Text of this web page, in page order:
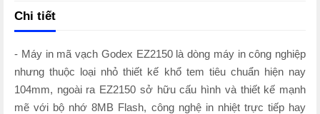
Chi tiết
- Máy in mã vạch Godex EZ2150 là dòng máy in công nghiệp
nhưng thuộc loại nhỏ thiết kế khổ tem tiêu chuẩn hiện nay
104mm, ngoài ra EZ2150 sở hữu cấu hình và thiết kế mạnh
mẽ với bộ nhớ 8MB Flash, công nghệ in nhiệt trực tiếp hay